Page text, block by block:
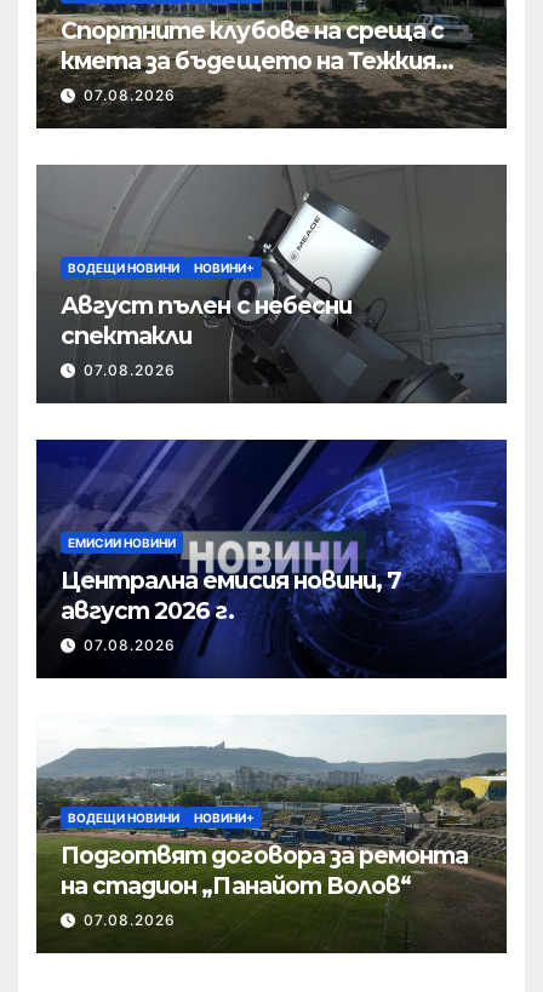
Спортните клубове на среща с
кмета за бъдещето на Тежкия
полк
07.08.2026
ВОДЕЩИ НОВИНИ НОВИНИ+
Август пълен с небесни
спектакли
07.08.2026
ЕМИСИИ НОВИНИ
Централна емисия новини, 7
август 2026 г.
07.08.2026
ВОДЕЩИ НОВИНИ НОВИНИ+
Подготвят договора за ремонта
на стадион „Панайот Волов“
07.08.2026